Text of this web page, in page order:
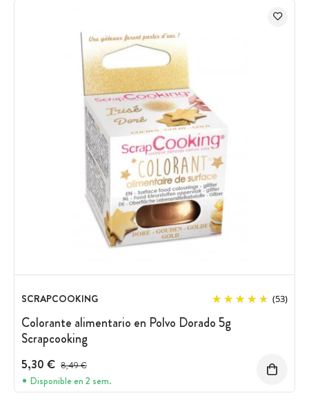
SCRAPCOOKING (53)
Colorante alimentario en Polvo Dorado 5g
Scrapcooking
5,30 € Precio antes del descuento
8,49 €
Disponible en 2 sem.